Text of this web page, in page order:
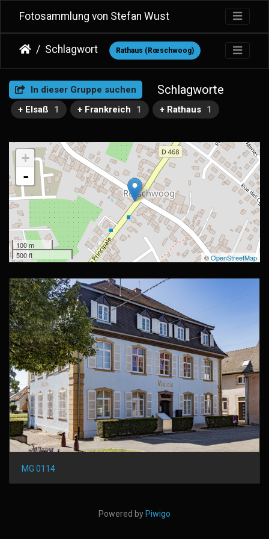
Fotosammlung von Stefan Wust
Schlagwort Rathaus (Rœschwoog)
In dieser Gruppe suchen Schlagworte
+ Elsaß 1 + Frankreich 1 + Rathaus 1
+
-
100 m
500 ft
©OpenStreetMap
MG 0114
Powered by Piwigo